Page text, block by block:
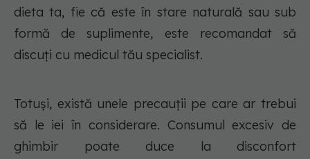
dieta ta, fie că este în stare naturală sau sub
formă de suplimente, este recomandat să
discuți cu medicul tău specialist.
Totuși, există unele precauții pe care ar trebui
să le iei în considerare. Consumul excesiv de
ghimbir poate duce la disconfort